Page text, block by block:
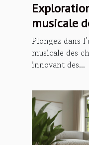
musicale
les
Plongez dans
musicale des
innovant des...